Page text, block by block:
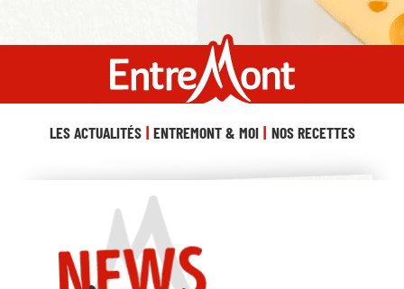
LES ACTUALITÉS ENTREMONT & MOI NOS RECETTES